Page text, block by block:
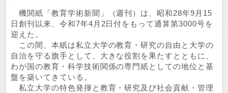
機関紙「教育学術新聞」（週刊）は、昭和28年9月15
日創刊以来、令和7年4月2日付をもって通算第3000号を
迎えた。
この間、本紙は私立大学の教育・研究の自由と大学の
自治を守る旗手として、大きな役割を果たすとともに、
わが国の教育・科学技術関係の専門紙としての地位と基
盤を築いてきている。
私立大学の特色発揮と教育・研究及び社会貢献・管理